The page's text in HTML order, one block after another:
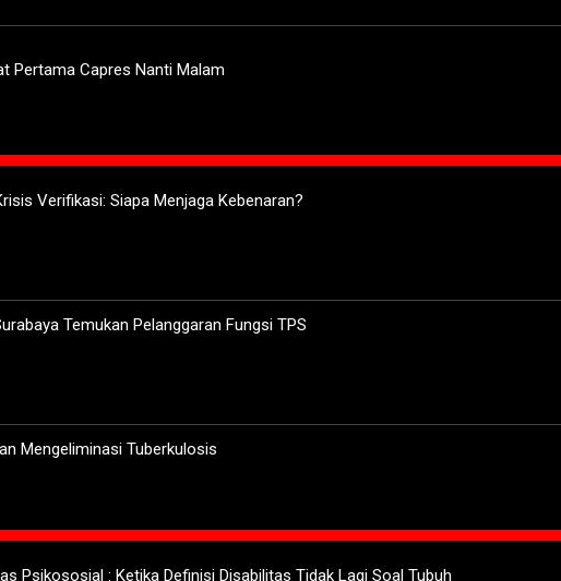
Pertama Capres Nanti Malam
Verifikasi: Siapa Menjaga Kebenaran?
Temukan Pelanggaran Fungsi TPS
Mengeliminasi Tuberkulosis
Psikososial : Ketika Definisi Disabilitas Tidak Lagi Soal Tubuh